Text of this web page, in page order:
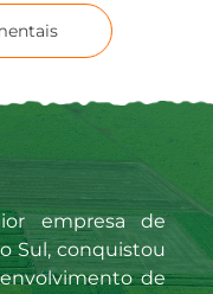
empresa de
Sul, conquistou
de